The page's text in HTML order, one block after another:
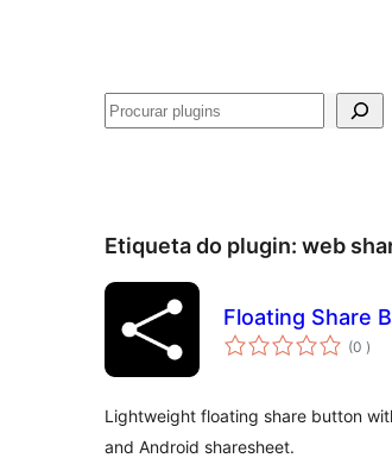
Pesquisar
Etiqueta do plugin: web
Floating Share
(0 )
Lightweight floating share button
and Android sharesheet.